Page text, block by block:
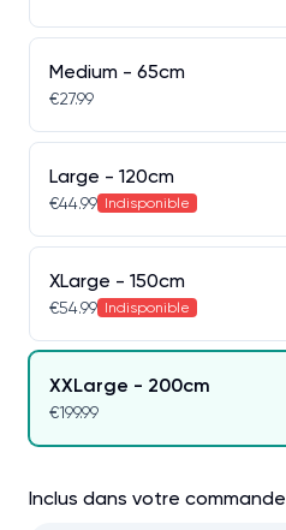
Medium - 65cm
€27.99
Large - 120cm
€44.99 Indisponible
XLarge - 150cm
€54.99 Indisponible
XXLarge - 200cm
€199.99
Inclus dans votre commande